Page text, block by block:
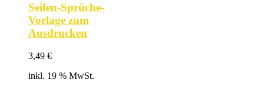
Seifen-Sprüche-
Vorlage zum
Ausdrucken
3,49 €
inkl. 19 % MwSt.